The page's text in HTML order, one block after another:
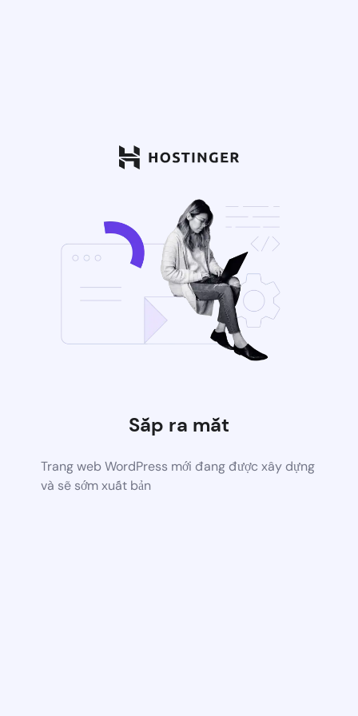
Sắp ra mắt
Trang web WordPress mới đang được xây dựng
và sẽ sớm xuất bản